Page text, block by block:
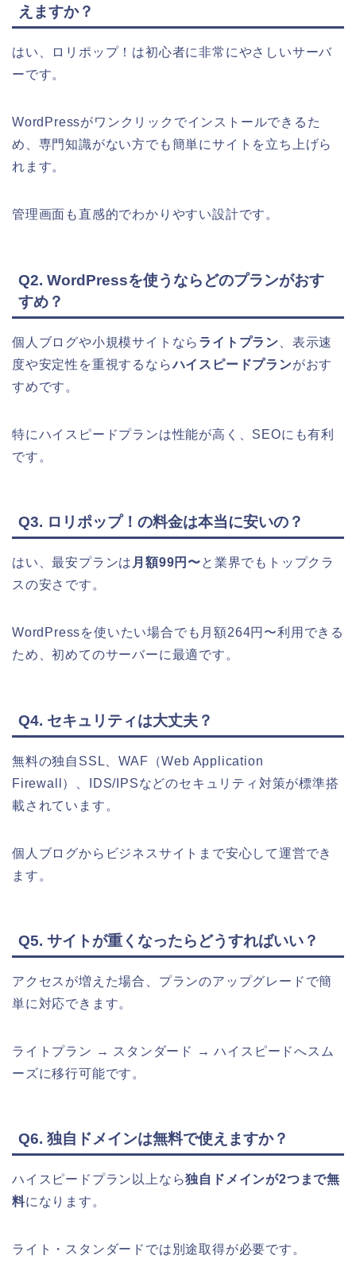
えますか？
はい、ロリポップ！は初心者に非常にやさしいサーバ
ーです。
WordPressがワンクリックでインストールできるた
め、専門知識がない方でも簡単にサイトを立ち上げら
れます。
管理画面も直感的でわかりやすい設計です。
Q2. WordPressを使うならどのプランがおす
すめ？
個人ブログや小規模サイトなら ライトプラン 、表示速
度や安定性を重視するならハイスピードプランがおす
すめです。
特にハイスピードプランは性能が高く、SEOにも有利
です。
Q3. ロリポップ！の料金は本当に安いの？
はい、最安プランは 月額99円〜と業界でもトップクラ
スの安さです。
WordPressを使いたい場合でも月額264円〜利用できる
ため、初めてのサーバーに最適です。
Q4. セキュリティは大丈夫？
無料の独自SSL、WAF（Web Application
Firewall）、IDS/IPSなどのセキュリティ対策が標準搭
載されています。
個人ブログからビジネスサイトまで安心して運営でき
ます。
Q5. サイトが重くなったらどうすればいい？
アクセスが増えた場合、プランのアップグレードで簡
単に対応できます。
ライトプラン → スタンダード → ハイスピードへスム
ーズに移行可能です。
Q6. 独自ドメインは無料で使えますか？
ハイスピードプラン以上なら独自ドメインが2つまで無
料になります。
ライト・スタンダードでは別途取得が必要です。